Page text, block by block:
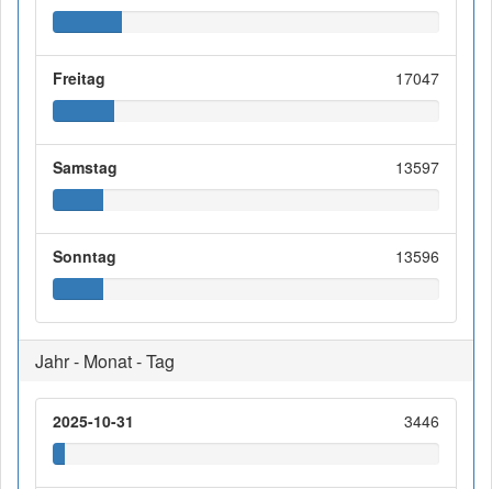
Freitag 17047
Samstag 13597
Sonntag 13596
Jahr - Monat - Tag
2025-10-31 3446